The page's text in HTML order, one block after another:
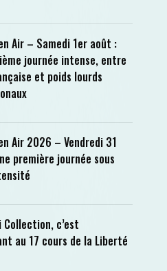
Air – Samedi 1er août :
journée intense, entre
et poids lourds
Air 2026 – Vendredi 31
première journée sous
Collection, c’est
au 17 cours de la Liberté